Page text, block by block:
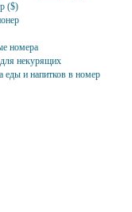
($)
номера
некурящих
еды и напитков в номер